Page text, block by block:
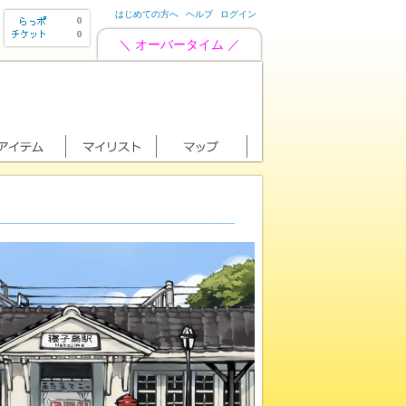
0
0
はじめての方へ ヘルプ ログイン
＼ オーバータイム ／